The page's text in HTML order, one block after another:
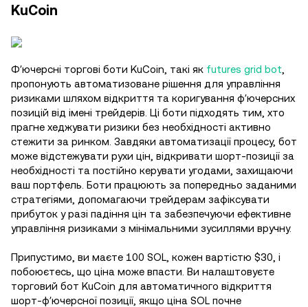
KuCoin
Фʼючерсні торгові боти KuCoin, такі як futures grid bot
пропонують автоматизоване рішення для управління
ризиками шляхом відкриття та коригування фʼючерсних
позицій від імені трейдерів. Ці боти підходять тим, хто
прагне хеджувати ризики без необхідності активно
стежити за ринком. Завдяки автоматизації процесу, бот
може відстежувати рухи цін, відкривати шорт-позиції за
необхідності та постійно керувати угодами, захищаючи
ваш портфель. Боти працюють за попередньо заданими
стратегіями, допомагаючи трейдерам зафіксувати
прибуток у разі падіння цін та забезпечуючи ефективне
управління ризиками з мінімальними зусиллями вручну.
Припустимо, ви маєте 100 SOL, кожен вартістю $30, і
побоюєтесь, що ціна може впасти. Ви налаштовуєте
торговий бот KuCoin для автоматичного відкриття
шорт-фʼючерсної позиції, якщо ціна SOL почне